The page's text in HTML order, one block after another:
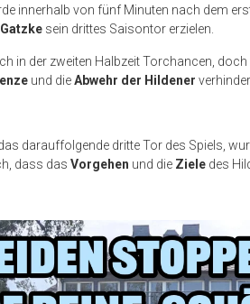
innerhalb von fünf Minuten nach dem
sein drittes Saisontor erzielen.
in der zweiten Halbzeit Torchancen,
und dieAbwehr der Hildener
darauffolgende dritte Tor des Spiels,
dass das Vorgehen und die Ziele des